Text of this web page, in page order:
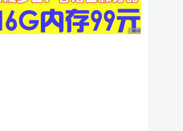
广告 商业广告，理性